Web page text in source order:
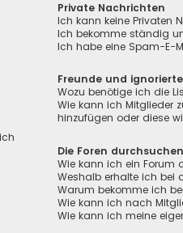
Private Nachrichten
Ich kann keine Privaten
Ich bekomme ständig
Ich habe eine Spam-E-
Freunde und
Wozu benötige ich die
Wie kann ich Mitglieder
hinzufügen oder diese
Die Foren durchsuchen
Wie kann ich ein Forum
Weshalb erhalte ich bei
Warum bekomme ich
Wie kann ich nach
Wie kann ich meine